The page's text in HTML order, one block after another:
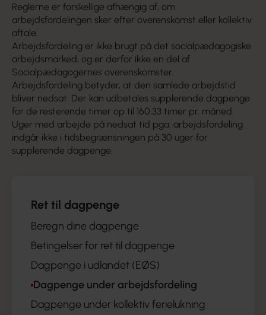
Reglerne er forskellige afhængig af, om
arbejdsfordelingen sker efter overenskomst eller kollektiv
aftale.
Arbejdsfordeling er ikke brugt på det socialpædagogiske
arbejdsmarked, og er derfor ikke en del af
Socialpædagogernes overenskomster.
Arbejdsfordeling betyder, at den samlede arbejdstid
bliver nedsat. Der kan udbetales supplerende dagpenge
for de resterende timer op til 160,33 timer pr. måned.
Uger med arbejde på nedsat tid pga. arbejdsfordeling
indgår ikke i tidsbegrænsningen på 30 uger for
supplerende dagpenge.
Ret til dagpenge
Beregn dine dagpenge
Betingelser for ret til dagpenge
Dagpenge i udlandet (EØS)
Dagpenge under arbejdsfordeling
Dagpenge under kollektiv ferielukning